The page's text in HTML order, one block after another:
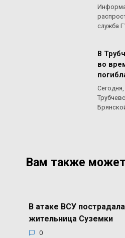
служба
В
во
Вам также
В атаке ВСУ
жительница Суземки
0